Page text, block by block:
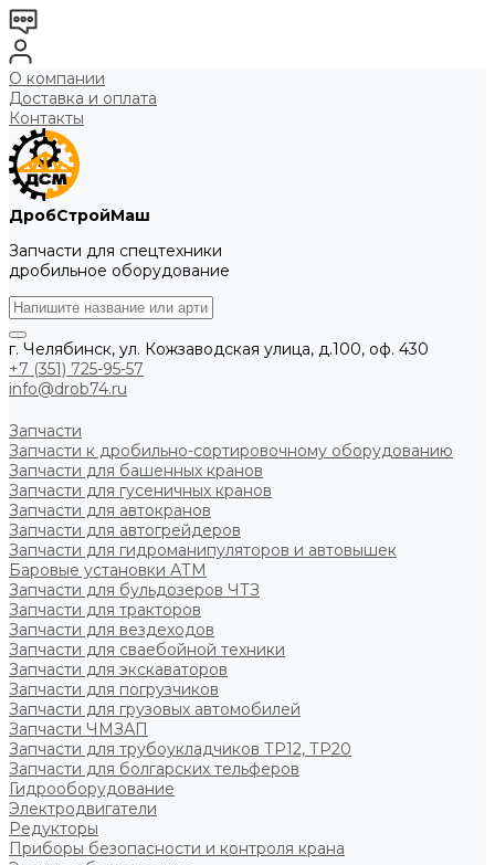
О компании
Доставка и оплата
Контакты
ДробСтройМаш
Запчасти для спецтехники
дробильное оборудование
г. Челябинск, ул. Кожзаводская улица, д.100, оф. 430
+7 (351) 725-95-57
info@drob74.ru
Запчасти
Запчасти к дробильно-сортировочному оборудованию
Запчасти для башенных кранов
Запчасти для гусеничных кранов
Запчасти для автокранов
Запчасти для автогрейдеров
Запчасти для гидроманипуляторов и автовышек
Баровые установки АТМ
Запчасти для бульдозеров ЧТЗ
Запчасти для тракторов
Запчасти для вездеходов
Запчасти для сваебойной техники
Запчасти для экскаваторов
Запчасти для погрузчиков
Запчасти для грузовых автомобилей
Запчасти ЧМЗАП
Запчасти для трубоукладчиков ТР12, ТР20
Запчасти для болгарских тельферов
Гидрооборудование
Электродвигатели
Редукторы
Приборы безопасности и контроля крана